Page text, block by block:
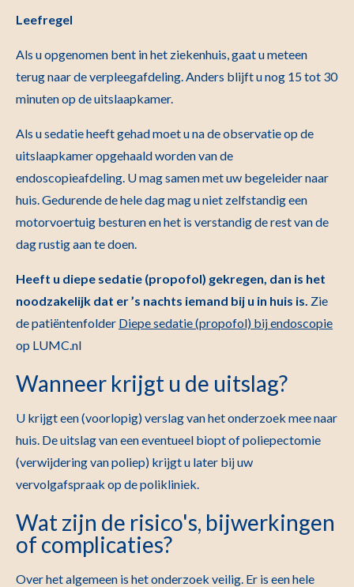
Leefregel
Als u opgenomen bent in het ziekenhuis, gaat u meteen
terug naar de verpleegafdeling. Anders blijft u nog 15 tot 30
minuten op de uitslaapkamer.
Als u sedatie heeft gehad moet u na de observatie op de
uitslaapkamer opgehaald worden van de
endoscopieafdeling. U mag samen met uw begeleider naar
huis. Gedurende de hele dag mag u niet zelfstandig een
motorvoertuig besturen en het is verstandig de rest van de
dag rustig aan te doen.
Heeft u diepe sedatie (propofol) gekregen, dan is het
noodzakelijk dat er ’s nachts iemand bij u in huis is. Zie
de patiëntenfolder Diepe sedatie (propofol) bij endoscopie
op LUMC.nl
Wanneer krijgt u de uitslag?
U krijgt een (voorlopig) verslag van het onderzoek mee naar
huis. De uitslag van een eventueel biopt of poliepectomie
(verwijdering van poliep) krijgt u later bij uw
vervolgafspraak op de polikliniek.
Wat zijn de risico's, bijwerkingen
of complicaties?
Over het algemeen is het onderzoek veilig. Er is een hele